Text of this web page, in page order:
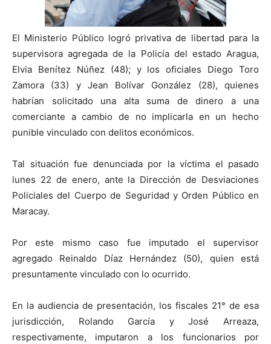
El Ministerio Público logró privativa de libertad para la
supervisora agregada de la Policía del estado Aragua,
Elvia Benítez Núñez (48); y los oficiales Diego Toro
Zamora (33) y Jean Bolívar González (28), quienes
habrían solicitado una alta suma de dinero a una
comerciante a cambio de no implicarla en un hecho
punible vinculado con delitos económicos.
Tal situación fue denunciada por la víctima el pasado
lunes 22 de enero, ante la Dirección de Desviaciones
Policiales del Cuerpo de Seguridad y Orden Público en
Maracay.
Por este mismo caso fue imputado el supervisor
agregado Reinaldo Díaz Hernández (50), quien está
presuntamente vinculado con lo ocurrido.
En la audiencia de presentación, los fiscales 21° de esa
jurisdicción, Rolando García y José Arreaza,
respectivamente, imputaron a los funcionarios por